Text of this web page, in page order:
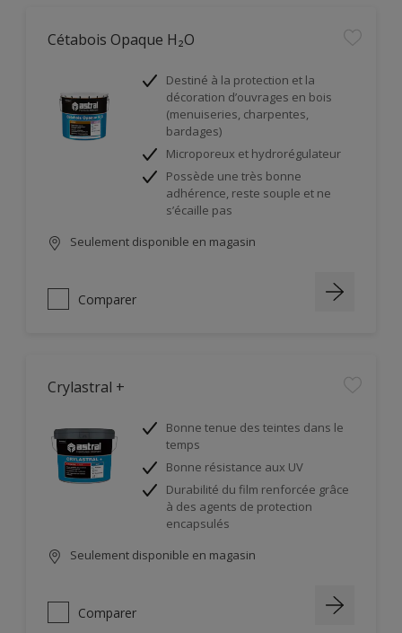
Cétabois Opaque H₂O
Destiné à la protection et la
décoration d’ouvrages en bois
(menuiseries, charpentes,
bardages)
Microporeux et hydrorégulateur
Possède une très bonne
adhérence, reste souple et ne
s’écaille pas
Seulement disponible en magasin
Comparer
Crylastral +
Bonne tenue des teintes dans le
temps
Bonne résistance aux UV
Durabilité du film renforcée grâce
à des agents de protection
encapsulés
Seulement disponible en magasin
Comparer